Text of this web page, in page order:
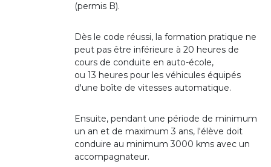
(permis B).
Dès le code réussi, la formation pratique ne
peut pas être inférieure à 20 heures de
cours de conduite en auto-école,
ou 13 heures pour les véhicules équipés
d'une boîte de vitesses automatique.
Ensuite, pendant une période de minimum
un an et de maximum 3 ans, l'élève doit
conduire au minimum 3000 kms avec un
accompagnateur.